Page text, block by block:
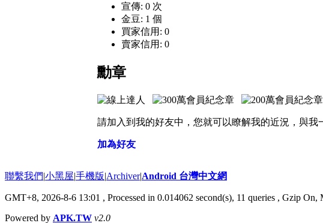
宣傳: 0 次
金豆: 1 個
買家信用: 0
賣家信用: 0
勳章
請加入到我的好友中，您就可以瞭解我的近況，與我
加為好友
聯繫我們|小黑屋|手機版|Archiver|Android 台灣中文網
GMT+8, 2026-8-6 13:01 , Processed in 0.014062 second(s), 11 queries , Gzip On,
Powered by APK.TW v2.0